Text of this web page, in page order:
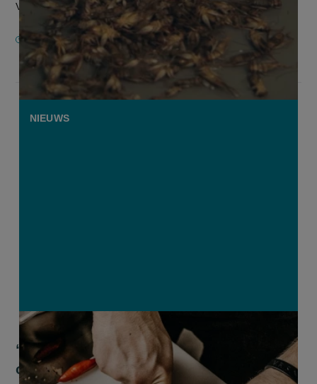
ValuSect-projec...
1 DECEMBER 2020
“App voor hobbykoks zoekt grijze zone
op”
NIEUWS